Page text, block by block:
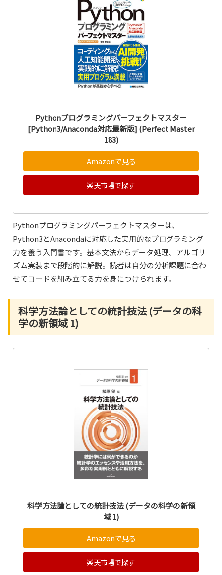
Pythonプログラミングパーフェクトマスター
[Python3/Anaconda対応最新版] (Perfect Master
183)
Amazonで見る
楽天市場で探す
Pythonプログラミングパーフェクトマスターは、
Python3とAnacondaに対応した実用的なプログラミング
力を養う入門書です。基本文法からデータ処理、アルゴリ
ズム実装まで段階的に解説。読者は自分の分析課題に合わ
せてコードを組み立てる力を身につけられます。
科学方法論としての統計技法 (データの科
学の新領域 1)
科学方法論としての統計技法 (データの科学の新領
域 1)
Amazonで見る
楽天市場で探す